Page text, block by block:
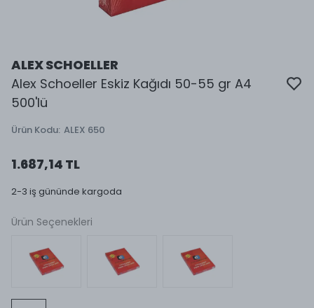
ALEX SCHOELLER
Alex Schoeller Eskiz Kağıdı 50-55 gr A4
500'lü
Ürün Kodu: ALEX 650
1.687,14 TL
2-3 iş gününde kargoda
Ürün Seçenekleri